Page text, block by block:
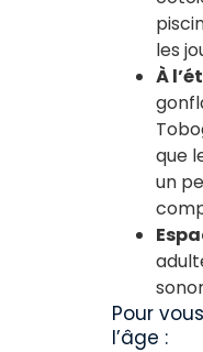
les
À
que
un
Pour
l’âge :